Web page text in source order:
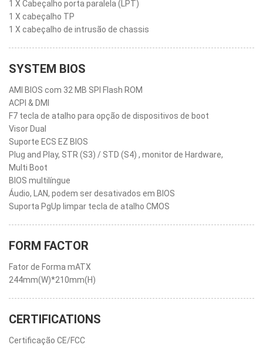
1 X Cabeçalho porta paralela (LPT)
1 X cabeçalho TP
1 X cabeçalho de intrusão de chassis
SYSTEM BIOS
AMI BIOS com 32 MB SPI Flash ROM
ACPI & DMI
F7 tecla de atalho para opção de dispositivos de boot
Visor Dual
Suporte ECS EZ BIOS
Plug and Play, STR (S3) / STD (S4) , monitor de Hardware,
Multi Boot
BIOS multilíngue
Áudio, LAN, podem ser desativados em BIOS
Suporta PgUp limpar tecla de atalho CMOS
FORM FACTOR
Fator de Forma mATX
244mm(W)*210mm(H)
CERTIFICATIONS
Certificação CE/FCC